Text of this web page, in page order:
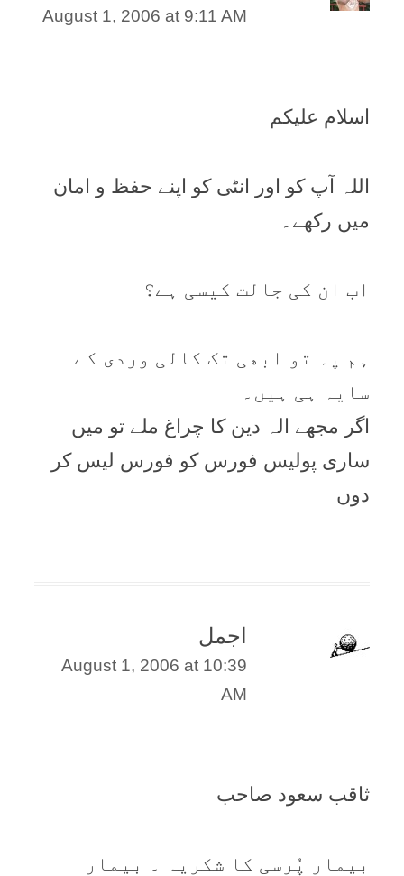
August 1, 2006 at 9:11 AM
اسلام علیکم
اللہ آپ کو اور انٹی کو اپنے حفظ و امان
میں رکھے۔
اب ان کی جالت کیسی ہے؟
ہم پہ تو ابھی تک کالی وردی کے
سایہ ہی ہیں۔
اگر مجھے الہ دین کا چراغ ملے تو میں
ساری پولیس فورس کو فورس لیس کر
دوں
اجمل
August 1, 2006 at 10:39
AM
ثاقب سعود صاحب
بيمار پُرسی کا شکريہ ۔ بيمار